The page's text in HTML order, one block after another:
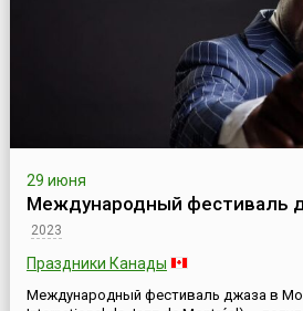
29 июня
Международный фестиваль
2023
Праздники Канады
Международный фестиваль джаза в